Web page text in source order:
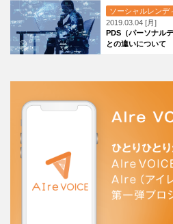
ソーシャルレンデ
2019.03.04 [月]
PDS（パーソナル
との違いについて